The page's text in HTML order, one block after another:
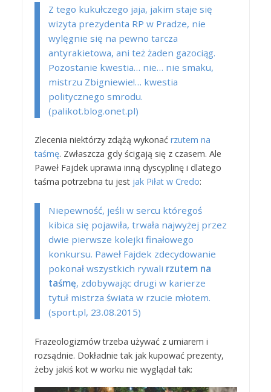
Z tego kukułczego jaja, jakim staje się
wizyta prezydenta RP w Pradze, nie
wylęgnie się na pewno tarcza
antyrakietowa, ani też żaden gazociąg.
Pozostanie kwestia… nie… nie smaku,
mistrzu Zbigniewie!… kwestia
politycznego smrodu.
(palikot.blog.onet.pl)
Zlecenia niektórzy zdążą wykonać rzutem na
taśmę. Zwłaszcza gdy ścigają się z czasem. Ale
Paweł Fajdek uprawia inną dyscyplinę i dlatego
taśma potrzebna tu jest jak Piłat w Credo:
Niepewność, jeśli w sercu któregoś
kibica się pojawiła, trwała najwyżej przez
dwie pierwsze kolejki finałowego
konkursu. Paweł Fajdek zdecydowanie
pokonał wszystkich rywali rzutem na
taśmę, zdobywając drugi w karierze
tytuł mistrza świata w rzucie młotem.
(sport.pl, 23.08.2015)
Frazeologizmów trzeba używać z umiarem i
rozsądnie. Dokładnie tak jak kupować prezenty,
żeby jakiś kot w worku nie wyglądał tak: